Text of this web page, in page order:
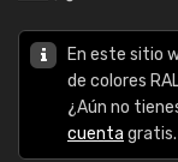
En este sitio
de colores
¿Aún no
cuenta gratis.